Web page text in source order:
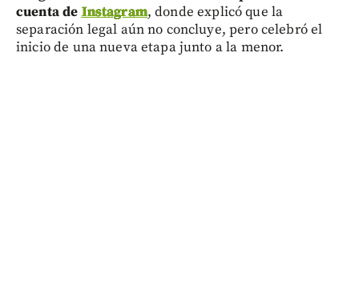
cuenta de Instagram, donde explicó que la
separación legal aún no concluye, pero celebró el
inicio de una nueva etapa junto a la menor.